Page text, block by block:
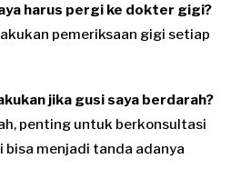
harus pergi ke dokter gigi?
pemeriksaan gigi setiap
jika gusi saya berdarah?
penting untuk berkonsultasi
bisa menjadi tanda adanya